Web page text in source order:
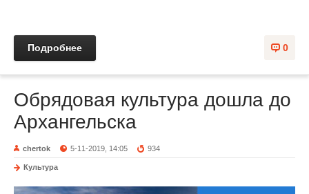
0
Подробнее
Обрядовая культура дошла до
Архангельска
chertok 5-11-2019, 14:05 934
Культура